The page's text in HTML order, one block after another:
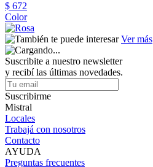
$ 672
Color
Ver más
Suscribite a nuestro newsletter
y recibí las últimas novedades.
Suscribirme
Mistral
Locales
Trabajá con nosotros
Contacto
AYUDA
Preguntas frecuentes